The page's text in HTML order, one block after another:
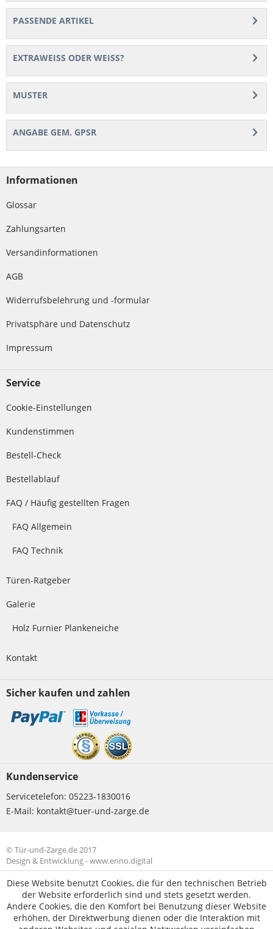
PASSENDE ARTIKEL
EXTRAWEISS ODER WEISS?
MUSTER
ANGABE GEM. GPSR
Informationen
Glossar
Zahlungsarten
Versandinformationen
AGB
Widerrufsbelehrung und -formular
Privatsphäre und Datenschutz
Impressum
Service
Cookie-Einstellungen
Kundenstimmen
Bestell-Check
Bestellablauf
FAQ / Häufig gestellten Fragen
FAQ Allgemein
FAQ Technik
Türen-Ratgeber
Galerie
Holz Furnier Plankeneiche
Kontakt
Sicher kaufen und zahlen
Kundenservice
Servicetelefon: 05223-1830016
E-Mail: kontakt@tuer-und-zarge.de
© Tür-und-Zarge.de 2017
Design & Entwicklung -www.enno.digital
Diese Website benutzt Cookies, die für den technischen Betrieb
der Website erforderlich sind und stets gesetzt werden.
Andere Cookies, die den Komfort bei Benutzung dieser Website
erhöhen, der Direktwerbung dienen oder die Interaktion mit